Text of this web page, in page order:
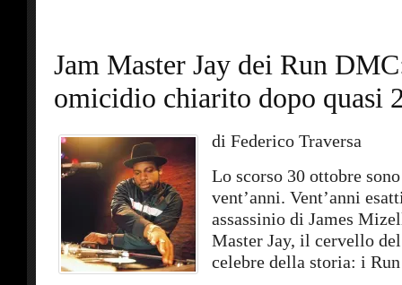
Jam Master Jay dei Run
omicidio chiarito dopo quasi
di Federico Traversa
Lo scorso 30 ottobre
vent’anni. Vent’anni
assassinio di James
Master Jay, il cervello
celebre della storia: i